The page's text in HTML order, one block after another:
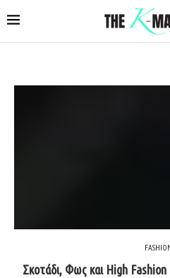
Σκοτάδι, Φως και High